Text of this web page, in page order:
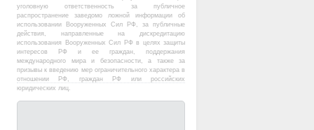
уголовную ответственность за публичное
распространение заведомо ложной информации об
использовании Вооруженных Сил РФ, за публичные
действия, направленные на дискредитацию
использования Вооруженных Сил РФ в целях защиты
интересов РФ и ее граждан, поддержания
международного мира и безопасности, а также за
призывы к введению мер ограничительного характера в
отношении РФ, граждан РФ или российских
юридических лиц.